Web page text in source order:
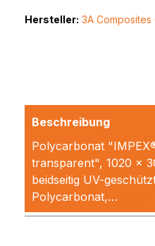
Hersteller: 3A Composites
Beschreibung
Polycarbonat
transparent", 1020 x
beidseitig UV-
Polycarbonat,…